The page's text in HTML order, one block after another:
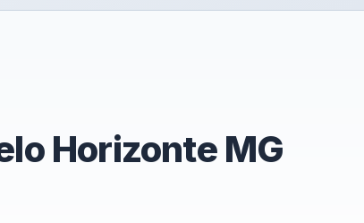
Horizonte MG